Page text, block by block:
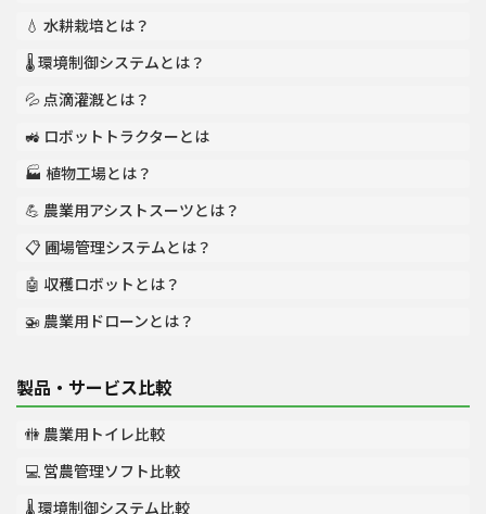
💧 水耕栽培とは？
🌡️ 環境制御システムとは？
💦 点滴灌漑とは？
🚜 ロボットトラクターとは
🏭 植物工場とは？
💪 農業用アシストスーツとは？
📋 圃場管理システムとは？
🤖 収穫ロボットとは？
🚁 農業用ドローンとは？
製品・サービス比較
🚻 農業用トイレ比較
💻 営農管理ソフト比較
🌡️ 環境制御システム比較